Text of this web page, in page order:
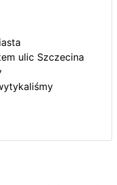
ulic Szczecina